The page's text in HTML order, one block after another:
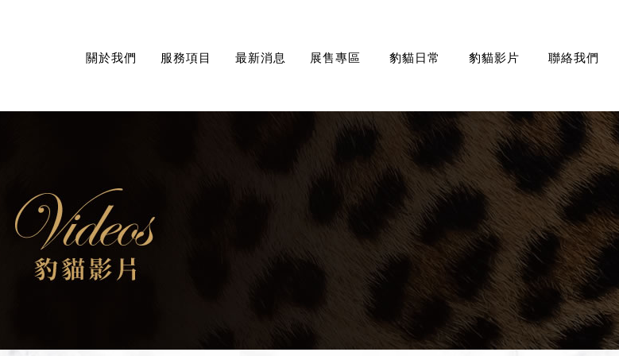
關於我們 服務項目 最新消息 展售專區 豹貓日常 豹貓影片 聯絡我們